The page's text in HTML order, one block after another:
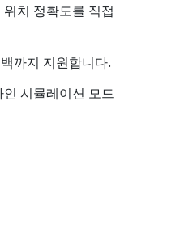
치 정확도를 직접
까지 지원합니다.
시뮬레이션 모드